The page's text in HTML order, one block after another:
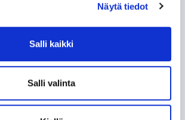
Näytä tiedot
Salli kaikki
Salli valinta
OSA 2: EUROOPAN
OSA 1: